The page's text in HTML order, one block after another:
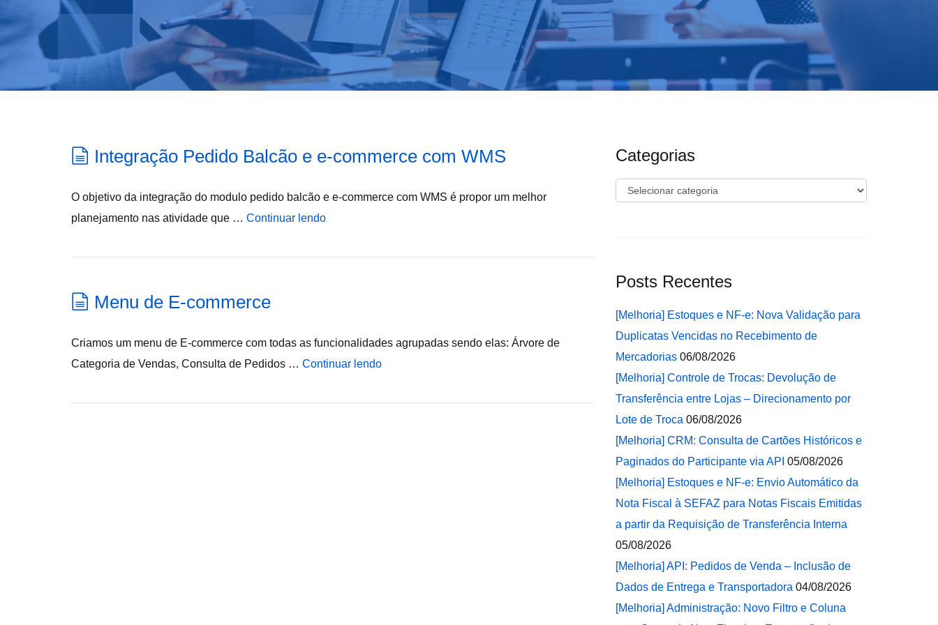
Integração Pedido Balcão e e-commerce com WMS
O objetivo da integração do modulo pedido balcão e e-commerce com WMS é propor um melhor
planejamento nas atividade que … Continuar lendo
Menu de E-commerce
Criamos um menu de E-commerce com todas as funcionalidades agrupadas sendo elas: Árvore de
Categoria de Vendas, Consulta de Pedidos … Continuar lendo
Categorias
Categorias
Posts Recentes
[Melhoria] Estoques e NF-e: Nova Validação para
Duplicatas Vencidas no Recebimento de
Mercadorias 06/08/2026
[Melhoria] Controle de Trocas: Devolução de
Transferência entre Lojas – Direcionamento por
Lote de Troca 06/08/2026
[Melhoria] CRM: Consulta de Cartões Históricos e
Paginados do Participante via API 05/08/2026
[Melhoria] Estoques e NF-e: Envio Automático da
Nota Fiscal à SEFAZ para Notas Fiscais Emitidas
a partir da Requisição de Transferência Interna
05/08/2026
[Melhoria] API: Pedidos de Venda – Inclusão de
Dados de Entrega e Transportadora 04/08/2026
[Melhoria] Administração: Novo Filtro e Coluna